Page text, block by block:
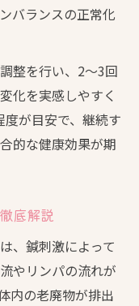
バランスの正常化
整を行い、2〜3回
化を実感しやすく
が目安で、継続す
的な健康効果が期
底解説
、鍼刺激によって
やリンパの流れが
内の老廃物が排出